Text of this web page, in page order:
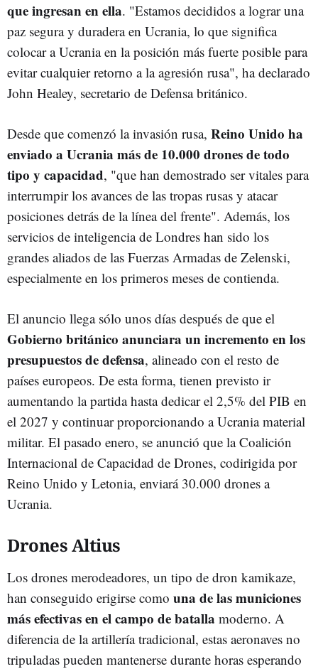
que ingresan en ella. "Estamos decididos a lograr una
paz segura y duradera en Ucrania, lo que significa
colocar a Ucrania en la posición más fuerte posible para
evitar cualquier retorno a la agresión rusa", ha declarado
John Healey, secretario de Defensa británico.
Desde que comenzó la invasión rusa, Reino Unido ha
enviado a Ucrania más de 10.000 drones de todo
tipo y capacidad, "que han demostrado ser vitales para
interrumpir los avances de las tropas rusas y atacar
posiciones detrás de la línea del frente". Además, los
servicios de inteligencia de Londres han sido los
grandes aliados de las Fuerzas Armadas de Zelenski,
especialmente en los primeros meses de contienda.
El anuncio llega sólo unos días después de que el
Gobierno británico anunciara un incremento en los
presupuestos de defensa, alineado con el resto de
países europeos. De esta forma, tienen previsto ir
aumentando la partida hasta dedicar el 2,5% del PIB en
el 2027 y continuar proporcionando a Ucrania material
militar. El pasado enero, se anunció que la Coalición
Internacional de Capacidad de Drones, codirigida por
Reino Unido y Letonia, enviará 30.000 drones a
Ucrania.
Drones Altius
Los drones merodeadores, un tipo de dron kamikaze,
han conseguido erigirse como una de las municiones
más efectivas en el campo de batalla moderno. A
diferencia de la artillería tradicional, estas aeronaves no
tripuladas pueden mantenerse durante horas esperando